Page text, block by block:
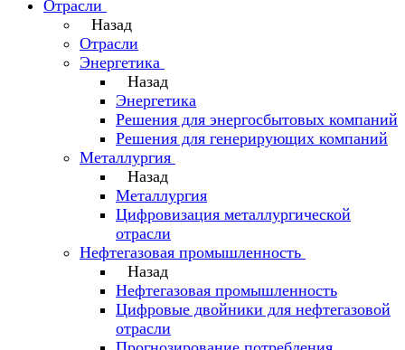
Отрасли
Назад
Отрасли
Энергетика
Назад
Энергетика
Решения для энергосбытовых компаний
Решения для генерирующих компаний
Металлургия
Назад
Металлургия
Цифровизация металлургической
отрасли
Нефтегазовая промышленность
Назад
Нефтегазовая промышленность
Цифровые двойники для нефтегазовой
отрасли